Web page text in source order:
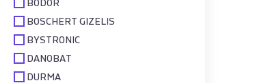
BODOR
BOSCHERT GIZELIS
BYSTRONIC
DANOBAT
DURMA